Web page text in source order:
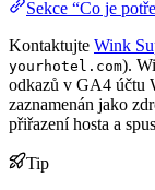
Sekce “Co je
Kontaktujte Wink
yourhotel.com).
odkazů v GA4 účtu
zaznamenán jako
přiřazení hosta a
Tip